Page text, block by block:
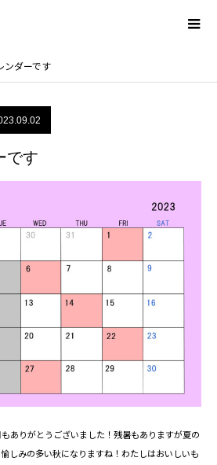
ンダーです
です
ありがとうございました！残暑もありますが夏の
しみの多い秋になりますね！わたしはおいしいも